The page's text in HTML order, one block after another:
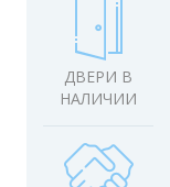
ДВЕРИ В
НАЛИЧИИ